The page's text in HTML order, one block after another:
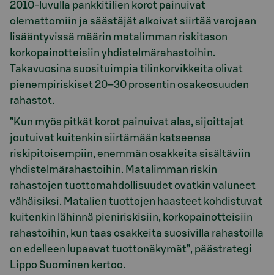
2010-luvulla pankkitilien korot painuivat
olemattomiin ja säästäjät alkoivat siirtää varojaan
lisääntyvissä määrin matalimman riskitason
korkopainotteisiin yhdistelmärahastoihin.
Takavuosina suosituimpia tilinkorvikkeita olivat
pienempiriskiset 20–30 prosentin osakeosuuden
rahastot.
”Kun myös pitkät korot painuivat alas, sijoittajat
joutuivat kuitenkin siirtämään katseensa
riskipitoisempiin, enemmän osakkeita sisältäviin
yhdistelmärahastoihin. Matalimman riskin
rahastojen tuottomahdollisuudet ovatkin valuneet
vähäisiksi. Matalien tuottojen haasteet kohdistuvat
kuitenkin lähinnä pieniriskisiin, korkopainotteisiin
rahastoihin, kun taas osakkeita suosivilla rahastoilla
on edelleen lupaavat tuottonäkymät”, päästrategi
Lippo Suominen kertoo.